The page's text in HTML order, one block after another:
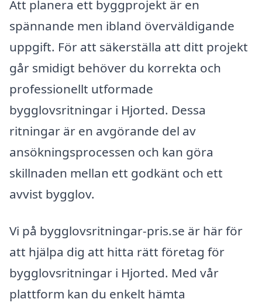
Att planera ett byggprojekt är en
spännande men ibland överväldigande
uppgift. För att säkerställa att ditt projekt
går smidigt behöver du korrekta och
professionellt utformade
bygglovsritningar i Hjorted. Dessa
ritningar är en avgörande del av
ansökningsprocessen och kan göra
skillnaden mellan ett godkänt och ett
avvist bygglov.
Vi på bygglovsritningar-pris.se är här för
att hjälpa dig att hitta rätt företag för
bygglovsritningar i Hjorted. Med vår
plattform kan du enkelt hämta